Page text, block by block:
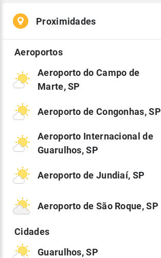
Proximidades
Aeroporto do Campo de
Marte, SP
Aeroporto de Congonhas, SP
Aeroporto Internacional de
Guarulhos, SP
Aeroporto de Jundiaí, SP
Aeroporto de São Roque, SP
Guarulhos, SP